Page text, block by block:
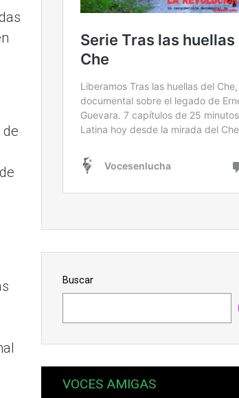
Buscar
VOCES AMIGAS